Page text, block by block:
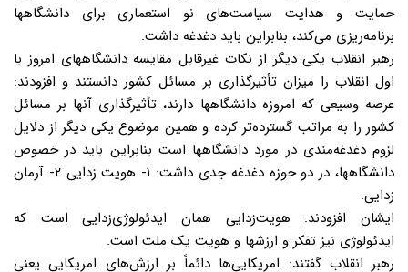
حمایت و هدایت سیاست‌های نو استعماری برای دانشگاهها
برنامه‌ریزی می‌کند، بنابراین باید دغدغه داشت.
رهبر انقلاب یکی دیگر از نکات غیرقابل مقایسه دانشگاههای امروز با
اول انقلاب را میزان تأثیرگذاری بر مسائل کشور دانستند و افزودند:
عرصه وسیعی که امروزه دانشگاهها دارند، تأثیرگذاری آنها بر مسائل
کشور را به مراتب گسترده‌تر کرده و همین موضوع یکی دیگر از دلایل
لزوم دغدغه‌مندی در مورد دانشگاهها است بنابراین باید در خصوص
دانشگاهها، در دو حوزه دغدغه جدی داشت: ۱- هویت زدایی ۲- آرمان
زدایی.
ایشان افزودند: هویت‌زدایی همان ایدئولوژی‌زدایی است که
ایدئولوژی نیز تفکر و ارزشها و هویت یک ملت است.
رهبر انقلاب گفتند: امریکایی‌ها دائماً بر ارزش‌های امریکایی یعنی